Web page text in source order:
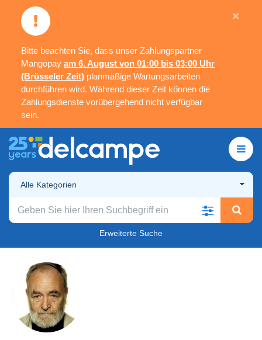
Bitte beachten Sie, dass unser Zahlungspartner
Mangopay am 6. August von 01:00 bis 03:00 Uhr
(Brüsseler Zeit) planmäßige Wartungsarbeiten
durchführen wird. Während dieser Zeit können die
Zahlungsdienste vorübergehend nicht verfügbar
sein.
×
Alle Kategorien
Erweiterte Suche